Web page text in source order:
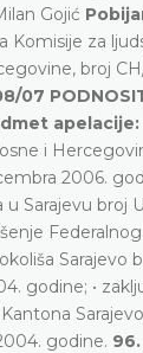
Gojić
Komisije za
broj
07
apelacije:
i
2006.
Sarajevu broj
Sarajevo
godine; •
godine.